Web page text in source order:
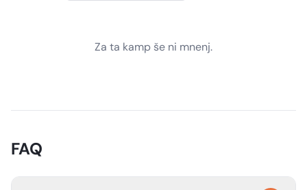
Za ta kamp še ni mnenj.
FAQ